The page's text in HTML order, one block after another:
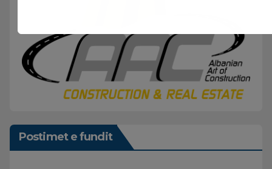
Postimet e fundit